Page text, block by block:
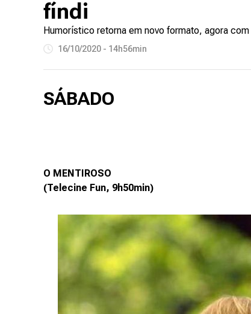
fíndi
Humorístico retorna em novo formato, agora com
16/10/2020 - 14h56min
SÁBADO
O MENTIROSO
(Telecine Fun, 9h50min)